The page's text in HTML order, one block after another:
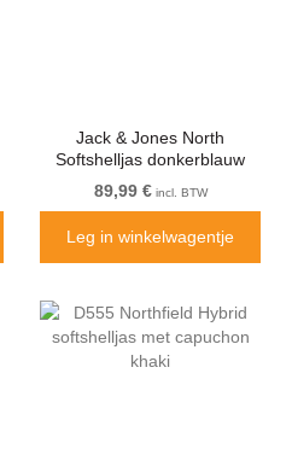
Jack & Jones North
Softshelljas donkerblauw
89,99 €incl. BTW
Leg in winkelwagentje